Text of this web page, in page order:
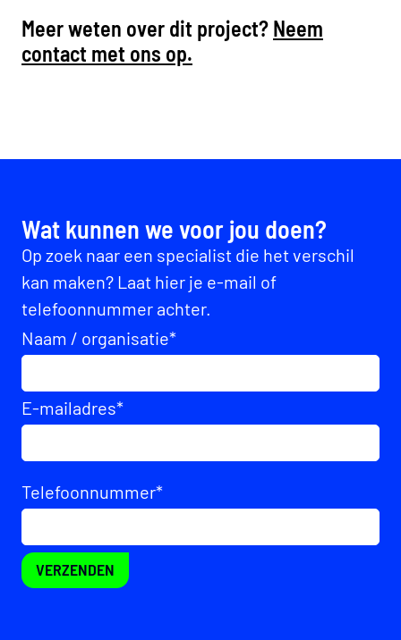
Meer weten over dit project? Neem
contact met ons op.
Wat kunnen we voor jou doen?
Op zoek naar een specialist die het verschil
kan maken? Laat hier je e-mail of
telefoonnummer achter.
Naam / organisatie*
E-mailadres*
Telefoonnummer*
VERZENDEN